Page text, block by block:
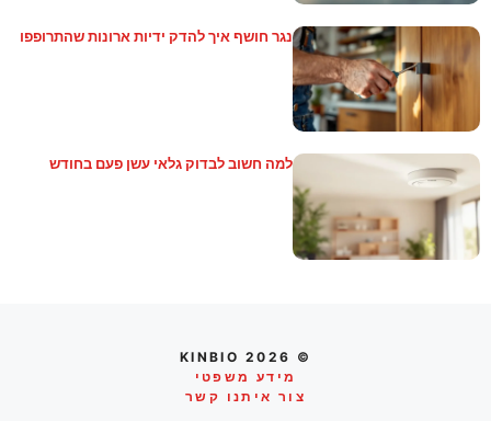
נגר חושף איך להדק ידיות ארונות שהתרופפו
למה חשוב לבדוק גלאי עשן פעם בחודש
© 2026 KINBIO
מידע משפטי
צור איתנו קשר